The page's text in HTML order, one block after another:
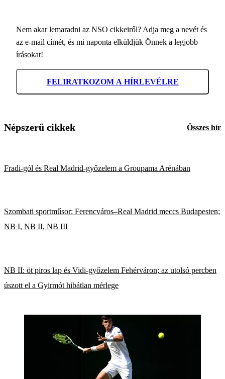
Nem akar lemaradni az NSO cikkeiről? Adja meg a nevét és
az e-mail címét, és mi naponta elküldjük Önnek a legjobb
írásokat!
FELIRATKOZOM A HÍRLEVÉLRE
Népszerű cikkek Összes hír
Fradi-gól és Real Madrid-győzelem a Groupama Arénában
Szombati sportműsor: Ferencváros–Real Madrid meccs Budapesten;
NB I, NB II, NB III
NB II: öt piros lap és Vidi-győzelem Fehérváron; az utolsó percben
úszott el a Gyirmót hibátlan mérlege